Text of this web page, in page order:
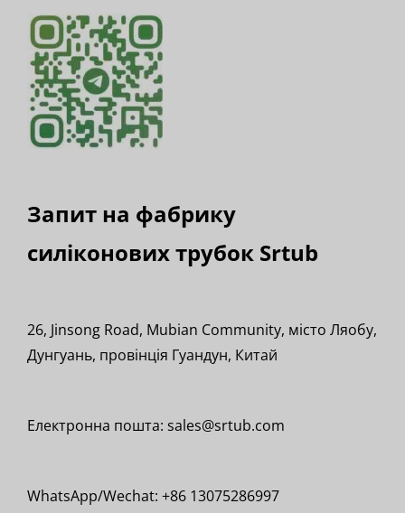
Запит на фабрику
силіконових трубок Srtub
26, Jinsong Road, Mubian Community, місто Ляобу,
Дунгуань, провінція Гуандун, Китай
Електронна пошта: sales@srtub.com
WhatsApp/Wechat: +86 13075286997